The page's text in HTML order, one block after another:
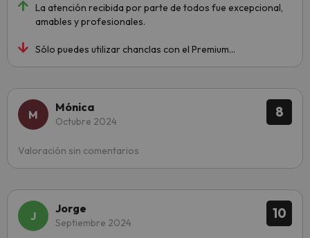
La atención recibida por parte de todos fue excepcional,
amables y profesionales.
Sólo puedes utilizar chanclas con el Premium...
8
Mónica
Octubre 2024
Valoración sin comentarios
10
Jorge
Septiembre 2024